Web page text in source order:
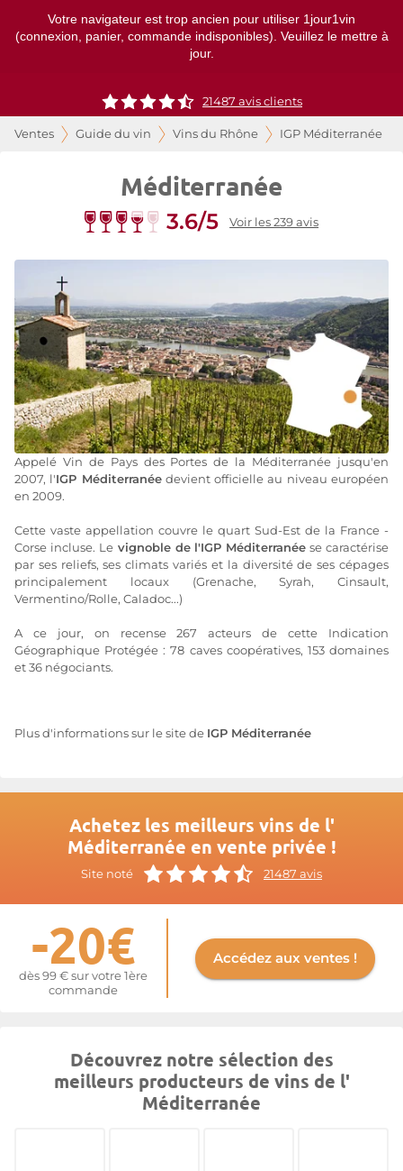
Votre navigateur est trop ancien pour utiliser 1jour1vin
(connexion, panier, commande indisponibles). Veuillez le mettre à
jour.
21487 avis clients
Ventes Guide du vin Vins du Rhône IGP Méditerranée
Méditerranée
3.6/5 Voir les 239 avis
Appelé Vin de Pays des Portes de la Méditerranée jusqu'en
2007, l'IGP Méditerranéedevient officielle au niveau européen
en 2009.
Cette vaste appellation couvre le quart Sud-Est de la France -
Corse incluse. Levignoble de l'IGP Méditerranée se caractérise
par ses reliefs, ses climats variés et la diversité de ses cépages
principalement locaux (Grenache, Syrah, Cinsault,
Vermentino/Rolle, Caladoc...)
A ce jour, on recense 267 acteurs de cette Indication
Géographique Protégée : 78 caves coopératives, 153 domaines
et 36 négociants.
Plus d'informations sur le site de IGP Méditerranée
Achetez les meilleurs vins de l'
Méditerranée en vente privée !
Site noté 21487 avis
-20€
dès 99 € sur votre 1ère
commande
Accédez aux ventes !
Découvrez notre sélection des
meilleurs producteurs de vins de l'
Méditerranée